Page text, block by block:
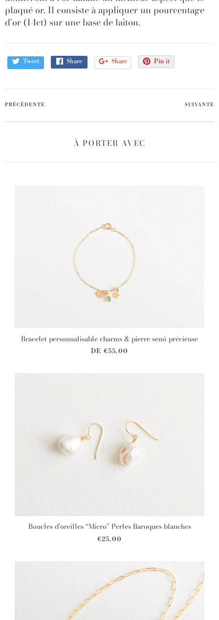
plaqué or. Il consiste à appliquer un pourcentage
d'or (14ct) sur une base de laiton.
Tweet Share Share Pin it
PRÉCÉDENTE SUIVANTE
À PORTER AVEC
Bracelet personnalisable charms & pierre semi-précieuse
DE €55,00
Boucles d’oreilles “Micro” Perles Baroques blanches
€25,00